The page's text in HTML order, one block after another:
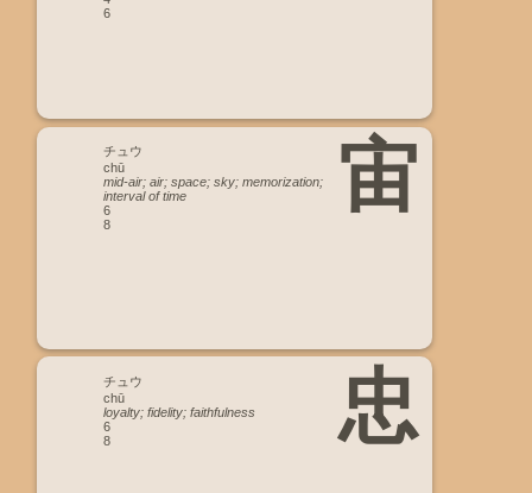
6
宙
チュウ
chū
mid-air; air; space; sky; memorization;
interval of time
6
8
忠
チュウ
chū
loyalty; fidelity; faithfulness
6
8